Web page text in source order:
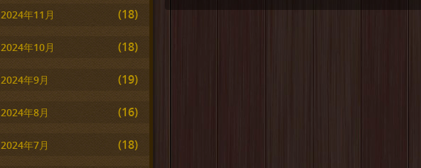
2024年11月 (18)
2024年10月 (18)
2024年9月 (19)
2024年8月 (16)
2024年7月 (18)